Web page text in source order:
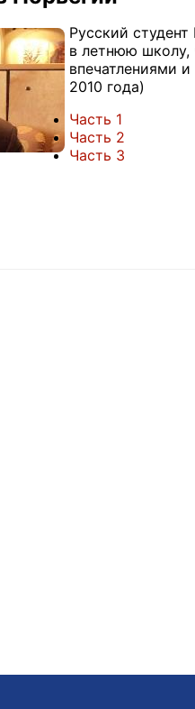
Русский
в летнюю
впечатлениями
2010 года)
Часть 1
Часть 2
Часть 3